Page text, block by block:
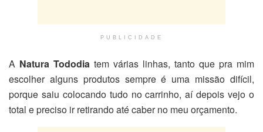
PUBLICIDADE
A Natura Tododia tem várias linhas, tanto que pra mim
escolher alguns produtos sempre é uma missão difícil,
porque saiu colocando tudo no carrinho, aí depois vejo o
total e preciso ir retirando até caber no meu orçamento.